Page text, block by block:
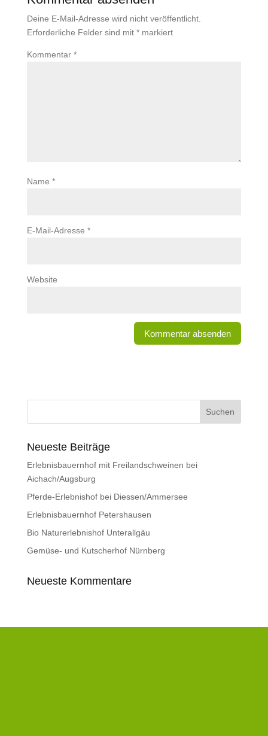
Deine E-Mail-Adresse wird nicht veröffentlicht.
Erforderliche Felder sind mit *markiert
Kommentar *
Name *
E-Mail-Adresse *
Website
Neueste Beiträge
Erlebnisbauernhof mit Freilandschweinen bei
Aichach/Augsburg
Pferde-Erlebnishof bei Diessen/Ammersee
Erlebnisbauernhof Petershausen
Bio Naturerlebnishof Unterallgäu
Gemüse- und Kutscherhof Nürnberg
Neueste Kommentare